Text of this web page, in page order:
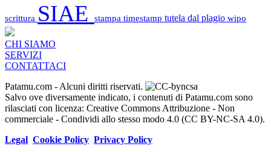
scrittura SIAE stampa timestamp tutela dal plagio wipo
CHI SIAMO
SERVIZI
CONTATTACI
Patamu.com - Alcuni diritti riservati.
Salvo ove diversamente indicato, i contenuti di Patamu.com sono
rilasciati con licenza: Creative Commons Attribuzione - Non
commerciale - Condividi allo stesso modo 4.0 (CC BY-NC-SA 4.0).
Legal Cookie Policy Privacy Policy